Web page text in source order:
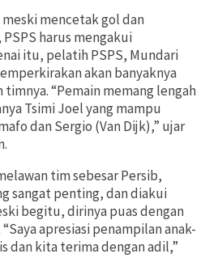
mencetak gol dan
harus mengakui
itu, pelatih PSPS, Mundari
akan banyaknya
“Pemain memang lengah
Tsimi Joel yang mampu
dan Sergio (Van Dijk),” ujar
tim sebesar Persib,
sangat penting, dan diakui
begitu, dirinya puas dengan
apresiasi penampilan anak-
dan kita terima dengan adil,”